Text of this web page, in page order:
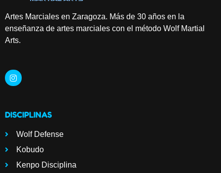
Artes Marciales en Zaragoza. Más de 30 años en la
enseñanza de artes marciales con el método Wolf Martial
Arts.
DISCIPLINAS
Wolf Defense
Kobudo
Kenpo Disciplina